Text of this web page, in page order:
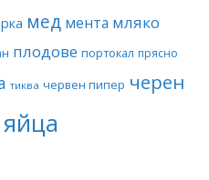
мед мента мляко
плодове портокал прясно
тиква червен пипер черен
яйца